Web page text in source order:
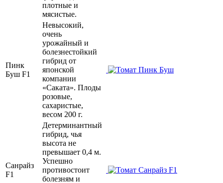
плотные и
мясистые.
Пинк
Буш F1
Невысокий,
очень
урожайный и
болезнестойкий
гибрид от
японской
компании
«Саката». Плоды
розовые,
сахаристые,
весом 200 г.
Санрайз
F1
Детерминантный
гибрид, чья
высота не
превышает 0,4 м.
Успешно
противостоит
болезням и